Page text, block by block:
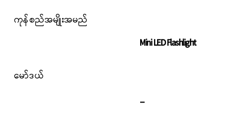
ကုန်စည်အမျိုးအမည်
Mini LED Flashlight
မော်ဒယ်
_